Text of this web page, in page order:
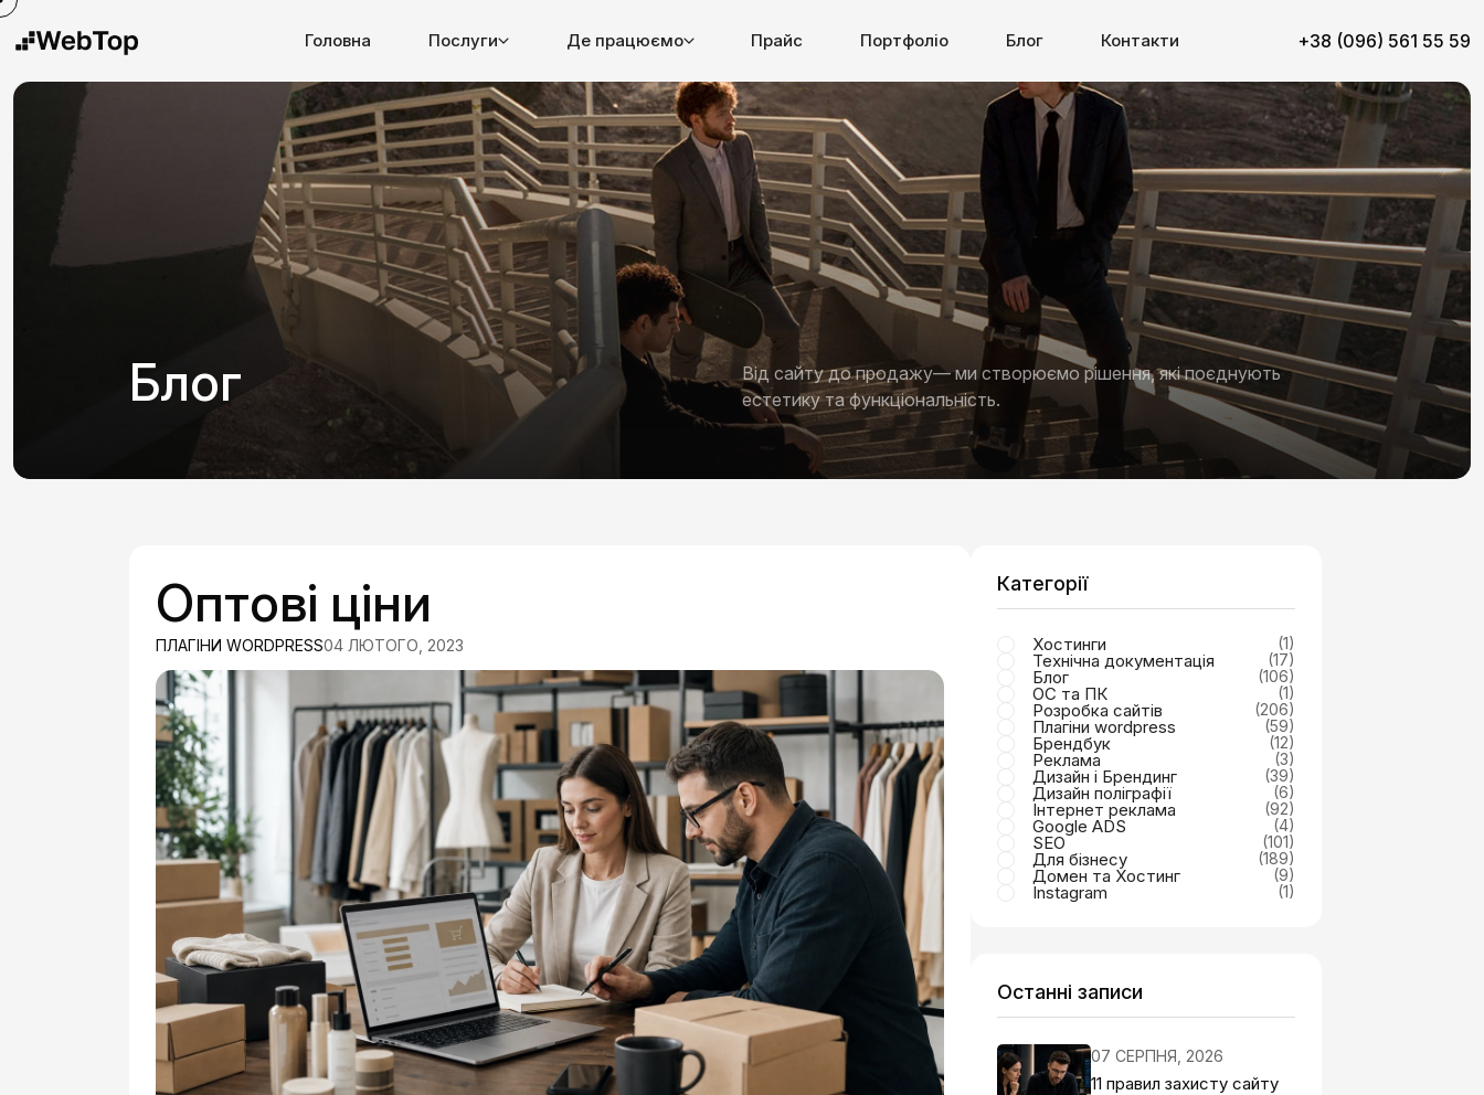
Головна Послуги Де працюємо Прайс Портфоліо Блог Контакти +38 (096) 561 55 59
Блог
Від сайту до продажу— ми створюємо рішення, які поєднують
естетику та функціональність.
Оптові ціни
ПЛАГІНИ WORDPRESS04 ЛЮТОГО, 2023
Категорії
Хостинги (1)
Технічна документація (17)
Блог (106)
ОС та ПК (1)
Розробка сайтів (206)
Плагіни wordpress (59)
Брендбук (12)
Реклама (3)
Дизайн і Брендинг (39)
Дизайн поліграфії (6)
Інтернет реклама (92)
Google ADS (4)
SEO (101)
Для бізнесу (189)
Домен та Хостинг (9)
Instagram (1)
Останні записи
07 СЕРПНЯ, 2026
11 правил захисту сайту